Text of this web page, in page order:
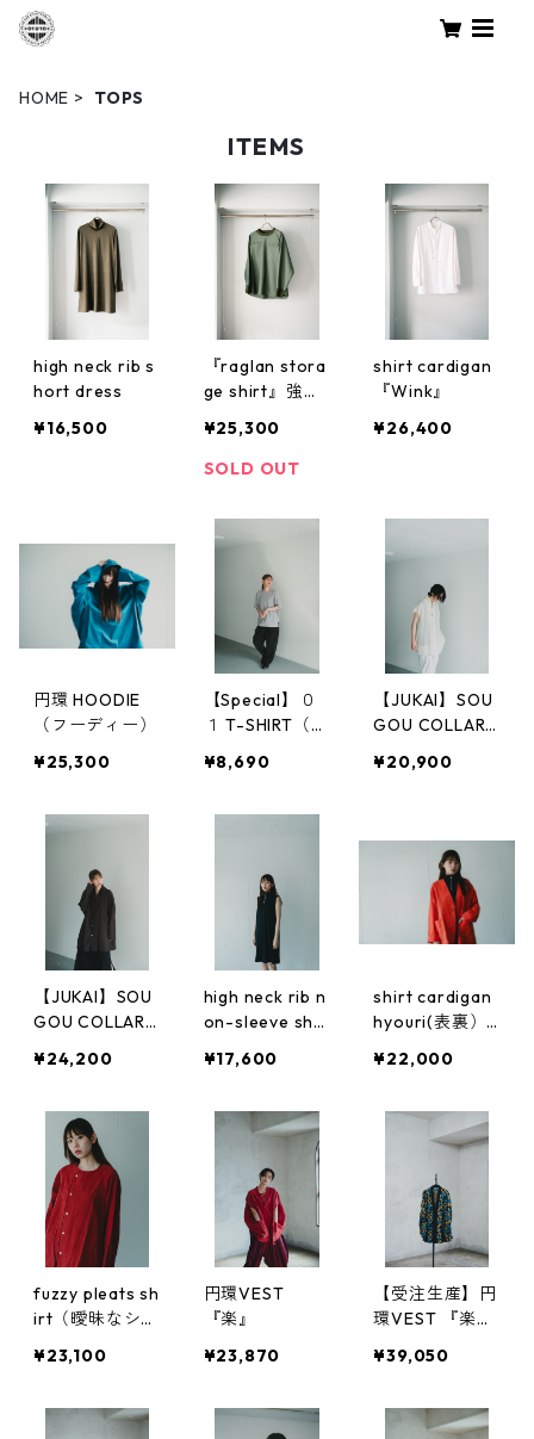
HOME TOPS
ITEMS
high neck rib s
hort dress
¥16,500
『raglan stora
ge shirt』強撚
¥25,300
SOLD OUT
shirt cardigan
『Wink』
¥26,400
円環 HOODIE
（フーディー）
¥25,300
【Special】０
１ T-SHIRT（or
¥8,690
【JUKAI】SOU
GOU COLLAR S
LEEVE）
¥20,900
【JUKAI】SOU
GOU COLLAR S
¥24,200
high neck rib n
on-sleeve sho
¥17,600
shirt cardigan
hyouri(表裏）zi
グ）
¥22,000
fuzzy pleats sh
irt（曖昧なシャ
ットン使用
¥23,100
円環VEST
『楽』
¥23,870
【受注生産】円
環VEST 『楽』
¥39,050